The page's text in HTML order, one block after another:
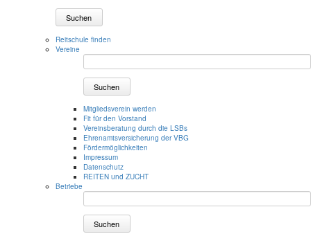
Suchen
Reitschule finden
Vereine
Suchen
Mitgliedsverein werden
Fit für den Vorstand
Vereinsberatung durch die LSBs
Ehrenamtsversicherung der VBG
Fördermöglichkeiten
Impressum
Datenschutz
REITEN und ZUCHT
Betriebe
Suchen